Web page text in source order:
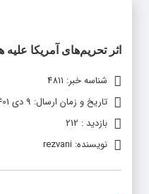
اثر تحریم‌های آمریکا
شناسه خبر: 4811
تاریخ و زمان ارسال: 9 دی 1401 ساعت 03:23
بازدید : 212
نویسنده: rezvani